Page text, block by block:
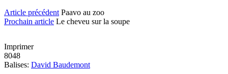
Article précédent Paavo au zoo
Prochain article Le cheveu sur la soupe
Imprimer
8048
Balises: David Baudemont